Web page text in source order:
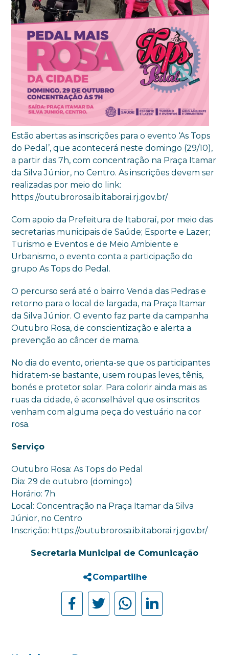
Estão abertas as inscrições para o evento ‘As Tops
do Pedal’, que acontecerá neste domingo (29/10),
a partir das 7h, com concentração na Praça Itamar
da Silva Júnior, no Centro. As inscrições devem ser
realizadas por meio do link:
https://outubrorosa.ib.itaborai.rj.gov.br/
Com apoio da Prefeitura de Itaboraí, por meio das
secretarias municipais de Saúde; Esporte e Lazer;
Turismo e Eventos e de Meio Ambiente e
Urbanismo, o evento conta a participação do
grupo As Tops do Pedal.
O percurso será até o bairro Venda das Pedras e
retorno para o local de largada, na Praça Itamar
da Silva Júnior. O evento faz parte da campanha
Outubro Rosa, de conscientização e alerta a
prevenção ao câncer de mama.
No dia do evento, orienta-se que os participantes
hidratem-se bastante, usem roupas leves, tênis,
bonés e protetor solar. Para colorir ainda mais as
ruas da cidade, é aconselhável que os inscritos
venham com alguma peça do vestuário na cor
rosa.
Serviço
Outubro Rosa: As Tops do Pedal
Dia: 29 de outubro (domingo)
Horário: 7h
Local: Concentração na Praça Itamar da Silva
Júnior, no Centro
Inscrição: https://outubrorosa.ib.itaborai.rj.gov.br/
Secretaria Municipal de Comunicação
Compartilhe